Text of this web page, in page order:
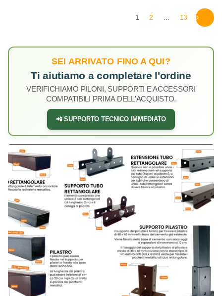
1 2 13
SEI ARRIVATO FINO A QUI?
Ti aiutiamo a completare l'ordine
VERIFICHIAMO PILONI, SUPPORTI E ACCESSORI
COMPATIBILI PRIMA DELL'ACQUISTO.
📲 SUPPORTO TECNICO IMMEDIATO